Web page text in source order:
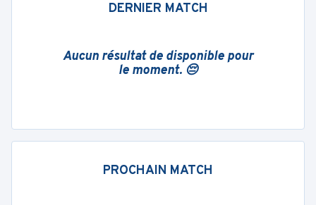
DERNIER MATCH
Aucun résultat de disponible pour
le moment. 😔
PROCHAIN MATCH